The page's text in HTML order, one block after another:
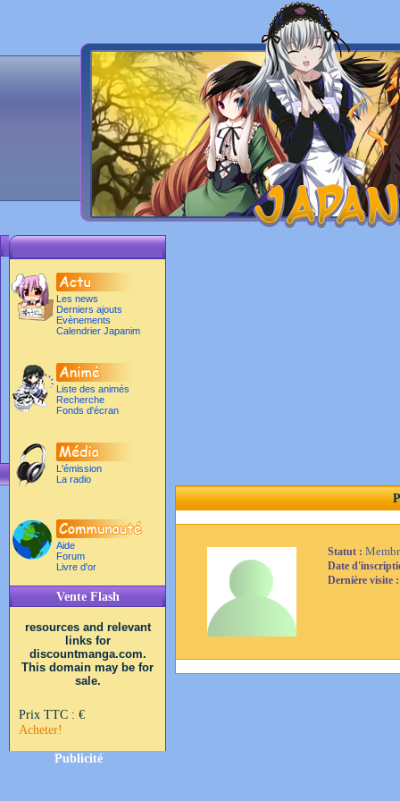
Les news
Derniers ajouts
Evènements
Calendrier Japanim
Liste des animés
Recherche
Fonds d'écran
L'émission
La radio
Aide
Forum
Livre d'or
Vente Flash
resources and relevant
links for
discountmanga.com.
This domain may be for
sale.
Prix TTC : €
Acheter!
Publicité
Statut :
Date
Dernière visite